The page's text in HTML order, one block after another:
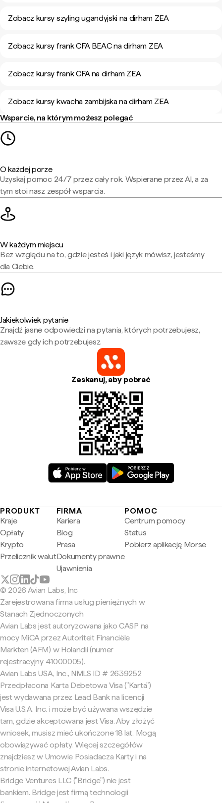
Zobacz kursy szyling ugandyjski na dirham ZEA
Zobacz kursy frank CFA BEAC na dirham ZEA
Zobacz kursy frank CFA na dirham ZEA
Zobacz kursy kwacha zambijska na dirham ZEA
Wsparcie, na którym możesz polegać
O każdej porze
Uzyskaj pomoc 24/7 przez cały rok. Wspierane przez AI, a za
tym stoi nasz zespół wsparcia.
W każdym miejscu
Bez względu na to, gdzie jesteś i jaki język mówisz, jesteśmy
dla Ciebie.
Jakiekolwiek pytanie
Znajdź jasne odpowiedzi na pytania, których potrzebujesz,
zawsze gdy ich potrzebujesz.
Zeskanuj, aby pobrać
PRODUKT
Kraje
Opłaty
Krypto
Przelicznik walut
FIRMA
Kariera
Blog
Prasa
Dokumenty prawne
Ujawnienia
POMOC
Centrum pomocy
Status
Pobierz aplikację Morse
© 2026 Avian Labs, Inc
Zarejestrowana firma usług pieniężnych w
Stanach Zjednoczonych
Avian Labs jest autoryzowana jako CASP na
mocy MiCA przez Autoriteit Financiële
Markten (AFM) w Holandii (numer
rejestracyjny 41000005).
Avian Labs USA, Inc., NMLS ID # 2639252
Przedpłacona Karta Debetowa Visa ("Karta")
jest wydawana przez Lead Bank na licencji
Visa U.S.A. Inc. i może być używana wszędzie
tam, gdzie akceptowana jest Visa. Aby złożyć
wniosek, musisz mieć ukończone 18 lat. Mogą
obowiązywać opłaty. Więcej szczegółów
znajdziesz w Umowie Posiadacza Karty i na
stronie internetowej Avian Labs.
Bridge Ventures LLC ("Bridge") nie jest
bankiem. Bridge jest firmą technologii